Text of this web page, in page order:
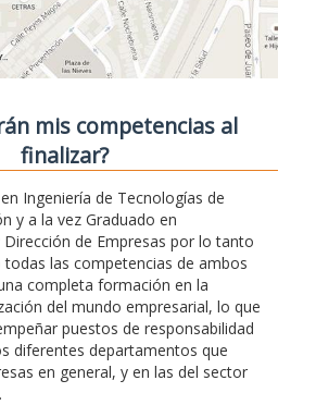
mis competencias al
finalizar?
Ingeniería de Tecnologías de
y a la vez Graduado en
de Empresas por lo tanto
todas las competencias de ambos
completa formación en la
del mundo empresarial, lo que
puestos de responsabilidad
diferentes departamentos que
en general, y en las del sector